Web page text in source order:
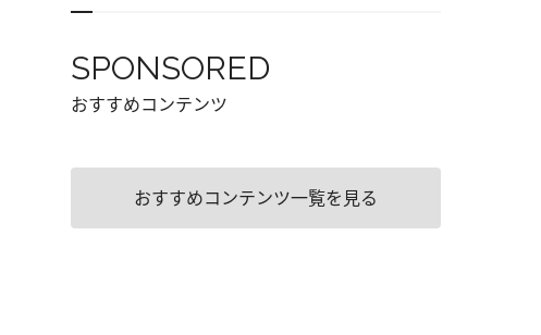
SPONSORED
おすすめコンテンツ
おすすめコンテンツ一覧を見る